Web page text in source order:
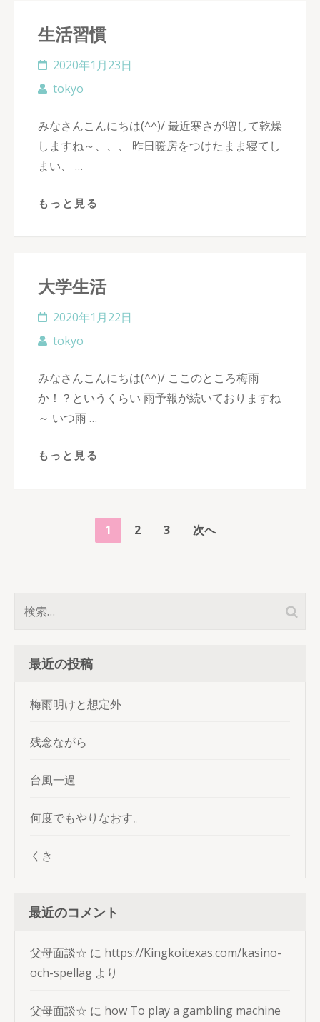
生活習慣
2020年1月23日
tokyo
みなさんこんにちは(^^)/ 最近寒さが増して乾燥
しますね～、、、 昨日暖房をつけたまま寝てし
まい、 …
もっと見る
大学生活
2020年1月22日
tokyo
みなさんこんにちは(^^)/ ここのところ梅雨
か！？というくらい 雨予報が続いておりますね
～ いつ雨 …
もっと見る
ペ
ジ
り
ペ
1
ペ
2
ペ
3 次へ
検
最近の投稿
梅雨明けと想定外
残念ながら
台風一過
何度でもやりなおす。
くき
最近のコメント
父母面談☆ に https://Kingkoitexas.com/kasino-
och-spellag より
父母面談☆ に how To play a gambling machine